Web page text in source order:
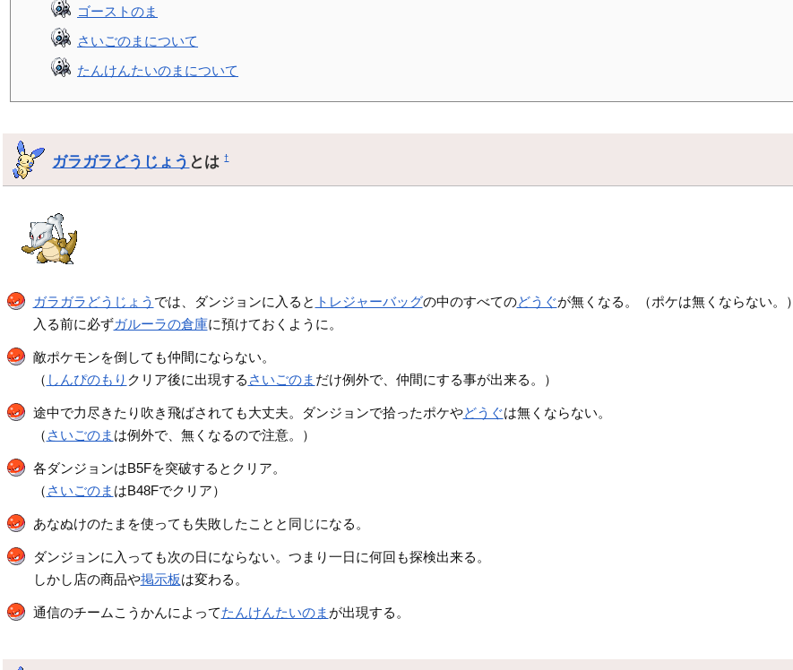
ゴーストのま
さいごのまについて
たんけんたいのまについて
ガラガラどうじょう とは†
ガラガラどうじょう では、ダンジョンに入ると トレジャーバッグの中のすべてのどうぐが無くなる。（ポケは無くならない。）
入る前に必ずガルーラの倉庫に預けておくように。
敵ポケモンを倒しても仲間にならない。
（ しんぴのもり クリア後に出現する さいごのま だけ例外で、仲間にする事が出来る。）
途中で力尽きたり吹き飛ばされても大丈夫。ダンジョンで拾ったポケやどうぐは無くならない。
（ さいごのま は例外で、無くなるので注意。）
各ダンジョンはB5Fを突破するとクリア。
（ さいごのま はB48Fでクリア）
あなぬけのたまを使っても失敗したことと同じになる。
ダンジョンに入っても次の日にならない。つまり一日に何回も探検出来る。
しかし店の商品や掲示板は変わる。
通信のチームこうかんによってたんけんたいのま が出現する。